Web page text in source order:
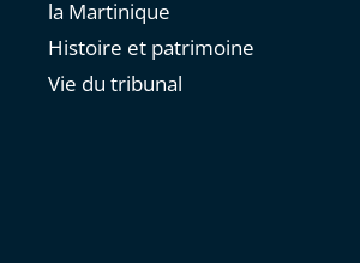
la Martinique
Histoire et patrimoine
Vie du tribunal